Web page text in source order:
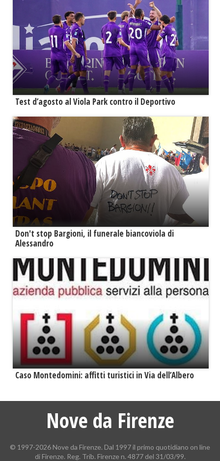
Test d’agosto al Viola Park contro il Deportivo
Don't stop Bargioni, il funerale biancoviola di
Alessandro
Caso Montedomini: affitti turistici in Via dell’Albero
Nove da Firenze
© 1997-2026 Nove da Firenze. Dal 1997 il primo quotidiano on line
di Firenze. Reg. Trib. Firenze n. 4877 del 31/03/99.